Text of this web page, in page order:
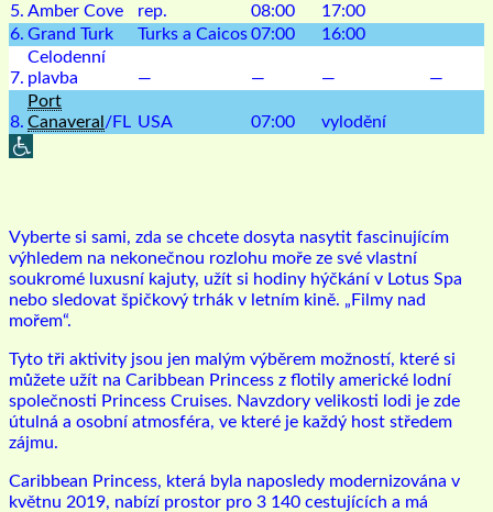
5. Amber Cove
rep.
08:00
17:00
6. Grand Turk Turks a Caicos07:00 16:00
7.
Celodenní
plavba
— — — —
8.
Port
Canaveral /FL USA 07:00 vylodění
Vyberte si sami, zda se chcete dosyta nasytit fascinujícím
výhledem na nekonečnou rozlohu moře ze své vlastní
soukromé luxusní kajuty, užít si hodiny hýčkání v Lotus Spa
nebo sledovat špičkový trhák v letním kině. „Filmy nad
mořem“.
Tyto tři aktivity jsou jen malým výběrem možností, které si
můžete užít na Caribbean Princess z flotily americké lodní
společnosti Princess Cruises. Navzdory velikosti lodi je zde
útulná a osobní atmosféra, ve které je každý host středem
zájmu.
Caribbean Princess, která byla naposledy modernizována v
květnu 2019, nabízí prostor pro 3 140 cestujících a má